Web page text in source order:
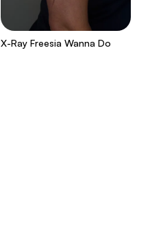
X-Ray Freesia Wanna Do